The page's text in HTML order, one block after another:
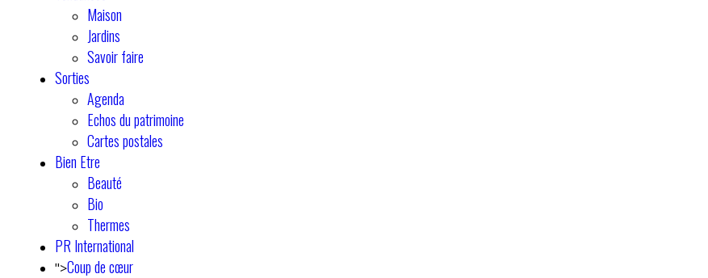
Maison
Jardins
Savoir faire
Sorties
Agenda
Echos du patrimoine
Cartes postales
Bien Etre
Beauté
Bio
Thermes
PR International
">Coup de cœur